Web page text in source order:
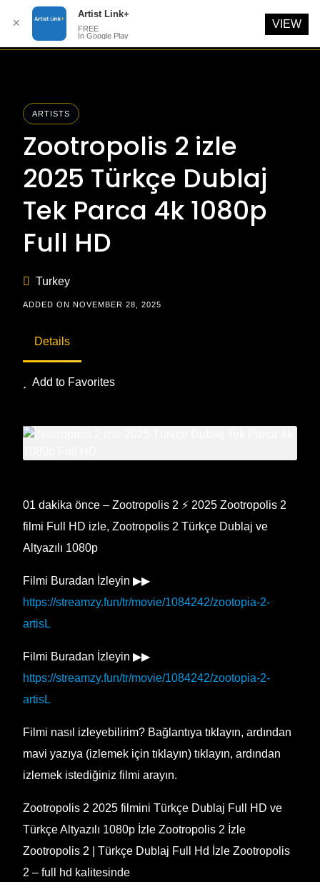
ARTISTS
Zootropolis 2 izle
2025 Türkçe Dublaj
Tek Parca 4k 1080p
Full HD
Turkey
ADDED ON NOVEMBER 28, 2025
Details
Add to Favorites
01 dakika önce – Zootropolis 2 ⚡ 2025 Zootropolis 2
filmi Full HD izle, Zootropolis 2 Türkçe Dublaj ve
Altyazılı 1080p
Filmi Buradan İzleyin ▶▶
https://streamzy.fun/tr/movie/1084242/zootopia-2-
artisL
Filmi Buradan İzleyin ▶▶
https://streamzy.fun/tr/movie/1084242/zootopia-2-
artisL
Filmi nasıl izleyebilirim? Bağlantıya tıklayın, ardından
mavi yazıya (izlemek için tıklayın) tıklayın, ardından
izlemek istediğiniz filmi arayın.
Zootropolis 2 2025 filmini Türkçe Dublaj Full HD ve
Türkçe Altyazılı 1080p İzle Zootropolis 2 İzle
Zootropolis 2 | Türkçe Dublaj Full Hd İzle Zootropolis
2 – full hd kalitesinde
✕
Artist Link+
FREE
In Google Play
VIEW